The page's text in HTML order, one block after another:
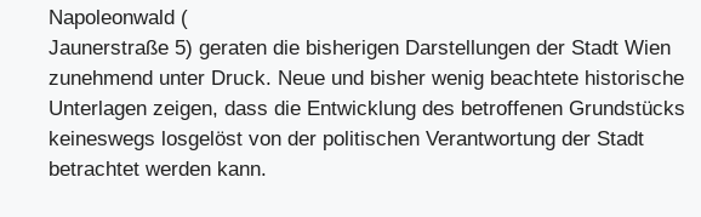
Napoleonwald (
Jaunerstraße 5) geraten die bisherigen Darstellungen der Stadt Wien
zunehmend unter Druck. Neue und bisher wenig beachtete historische
Unterlagen zeigen, dass die Entwicklung des betroffenen Grundstücks
keineswegs losgelöst von der politischen Verantwortung der Stadt
betrachtet werden kann.